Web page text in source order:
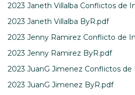
2023 Janeth Villalba Conflictos de
2023 Janeth Villalba ByR.pdf
2023 Jenny Ramirez Conflicto de
2023 Jenny Ramirez ByR.pdf
2023 JuanG Jimenez Conflictos
2023 JuanG Jimenez ByR.pdf